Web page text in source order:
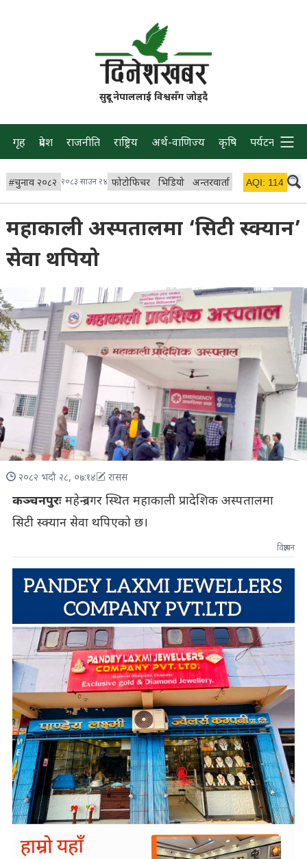
सुदूर नेपाललाई विश्वसँग जोड्दै
गृह प्रदेश राजनीति राष्ट्रिय अर्थ-वाणिज्य कृषि पर्यटन प्रवास
#चुनाव २०८२ २०८३ साउन २४ फोटोफिचर भिडियो अन्तरवार्ता विचार/ब्लग
AQI: 114
महाकाली अस्पतालमा ‘सिटी स्क्यान’
सेवा थपियो
२०८२ भदौ २८, ०७:१४ रासस
कञ्चनपुरः महेन्द्रनगर स्थित महाकाली प्रादेशिक अस्पतालमा
सिटी स्क्यान सेवा थपिएको छ।
विज्ञापन